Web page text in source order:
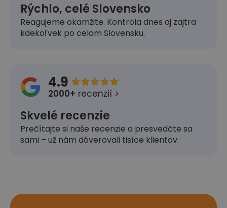
Rýchlo, celé Slovensko
Reagujeme okamžite. Kontrola dnes aj zajtra
kdekoľvek po celom Slovensku.
4.9 
2000+ recenzií >
Skvelé recenzie
Prečítajte si naše recenzie a presvedčte sa
sami – už nám dôverovali tisíce klientov.